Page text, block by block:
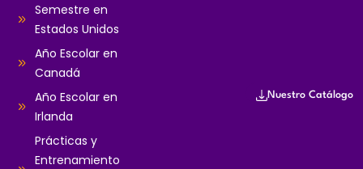
Nuestro Catálogo
Semestre en
Estados Unidos
Año Escolar en
Canadá
Año Escolar en
Irlanda
Prácticas y
Entrenamiento